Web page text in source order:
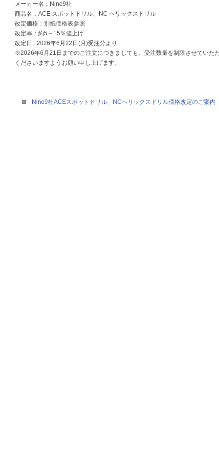
メーカー名：Nine9社
商品名：ACE スポットドリル、NC ヘリックスドリル
改定価格：別紙価格表参照
改定率：約5～15％値上げ
改定日 : 2026年6月22日(月)受注分より
※2026年6月21日までのご注文につきましても、受注数量を制限させていた
くださいますようお願い申し上げます。
Nine9社ACEスポットドリル、NCヘリックスドリル価格改定のご案内